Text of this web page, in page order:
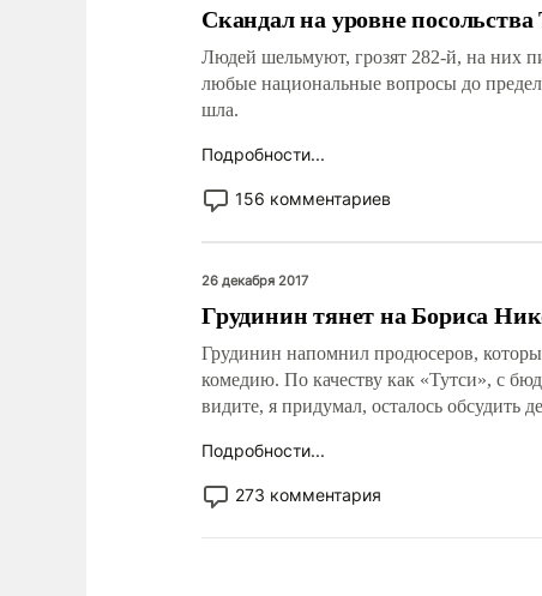
Скандал на уровне
Людей шельмуют, грозят 282-й, на них
любые национальные вопросы до
шла.
Подробности...
156 комментариев
26 декабря 2017
Грудинин тянет на Бориса
Грудинин напомнил продюсеров,
комедию. По качеству как «Тутси», с
видите, я придумал, осталось обсудить
Подробности...
273 комментария